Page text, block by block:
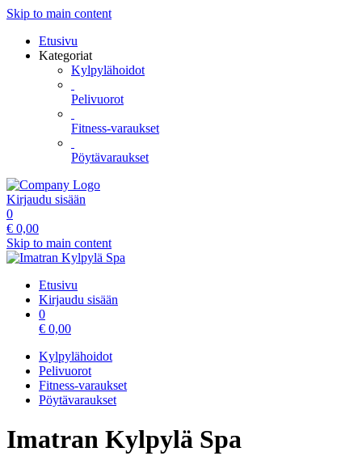
Skip to main content
Etusivu
Kategoriat
Kylpylähoidot
Pelivuorot
Fitness-varaukset
Pöytävaraukset
Kirjaudu sisään
0
€ 0,00
Skip to main content
Etusivu
Kirjaudu sisään
0
€ 0,00
Kylpylähoidot
Pelivuorot
Fitness-varaukset
Pöytävaraukset
Imatran Kylpylä Spa